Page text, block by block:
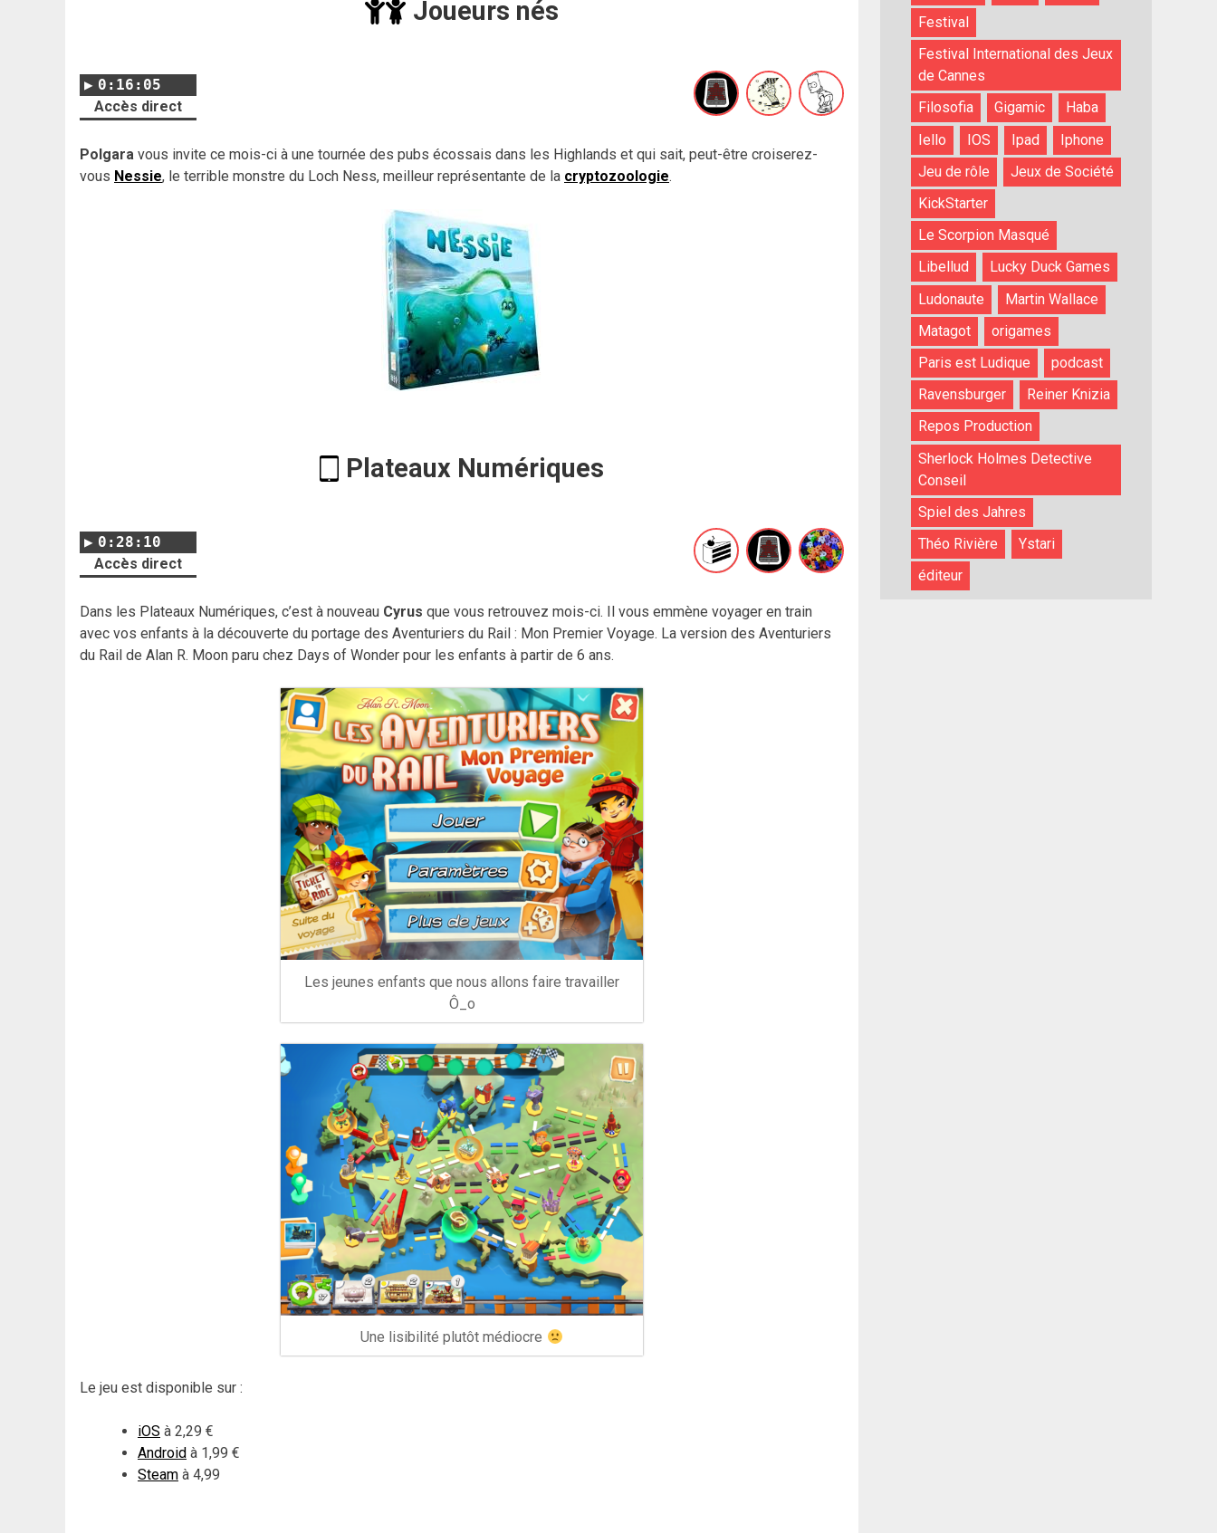
Joueurs nés
0:16:05
Accès direct
Polgara vous invite ce mois-ci à une tournée des pubs écossais dans les Highlands et qui sait, peut-être croiserez-
vous Nessie, le terrible monstre du Loch Ness, meilleur représentante de la cryptozoologie.
Plateaux Numériques
0:28:10
Accès direct
Dans les Plateaux Numériques, c’est à nouveau Cyrus que vous retrouvez mois-ci. Il vous emmène voyager en train
avec vos enfants à la découverte du portage des Aventuriers du Rail : Mon Premier Voyage. La version des Aventuriers
du Rail de Alan R. Moon paru chez Days of Wonder pour les enfants à partir de 6 ans.
Les jeunes enfants que nous allons faire travailler
Ô_o
Une lisibilité plutôt médiocre
Le jeu est disponible sur :
iOS à 2,29 €
Android à 1,99 €
Steam à 4,99
Festival
Festival International des Jeux
de Cannes
Filosofia
Gigamic
Haba
Iello
IOS Ipad
Iphone
Jeu de rôle
Jeux de Société
KickStarter
Le Scorpion Masqué
Libellud
Lucky Duck Games
Ludonaute
Martin Wallace
Matagot
origames
Paris est Ludique
podcast
Ravensburger
Reiner Knizia
Repos Production
Sherlock Holmes Detective
Conseil
Spiel des Jahres
Théo Rivière
Ystari
éditeur